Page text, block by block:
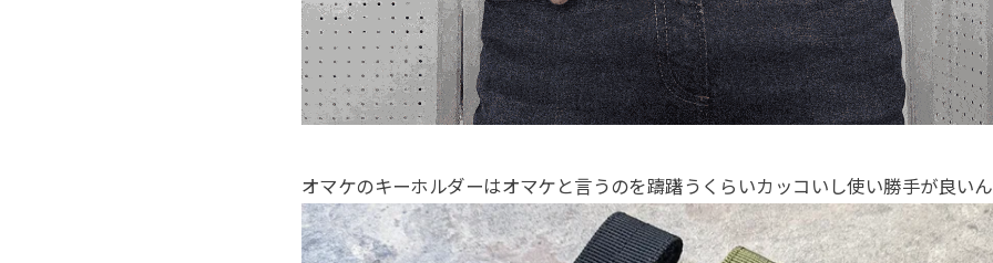
オマケのキーホルダーはオマケと言うのを躊躇うくらいカッコいし使い勝手が良い